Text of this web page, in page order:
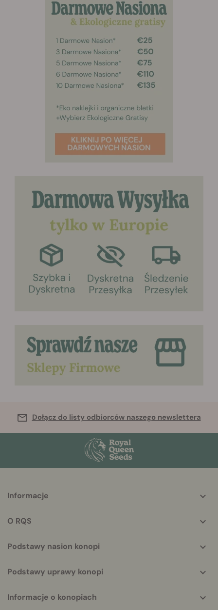
Dołącz do listy odbiorców naszego newslettera
helpful
Informacje
O RQS
Podstawy nasion konopi
Podstawy uprawy konopi
Informacje o konopiach